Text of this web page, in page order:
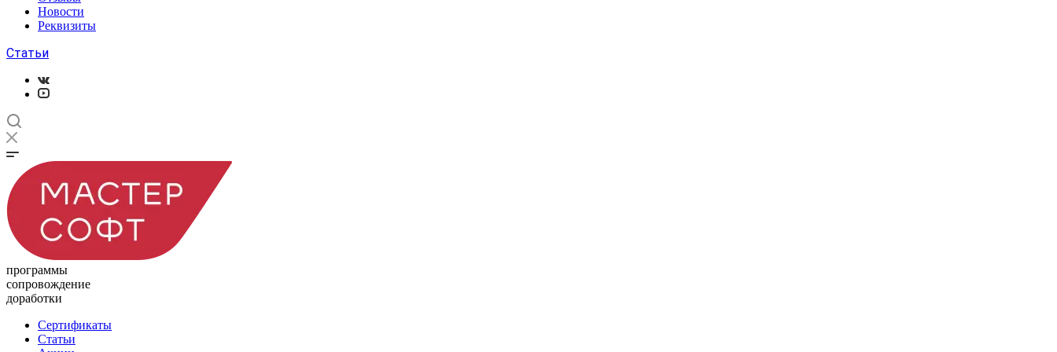
Новости
Реквизиты
Статьи
программы
сопровождение
доработки
Сертификаты
Статьи